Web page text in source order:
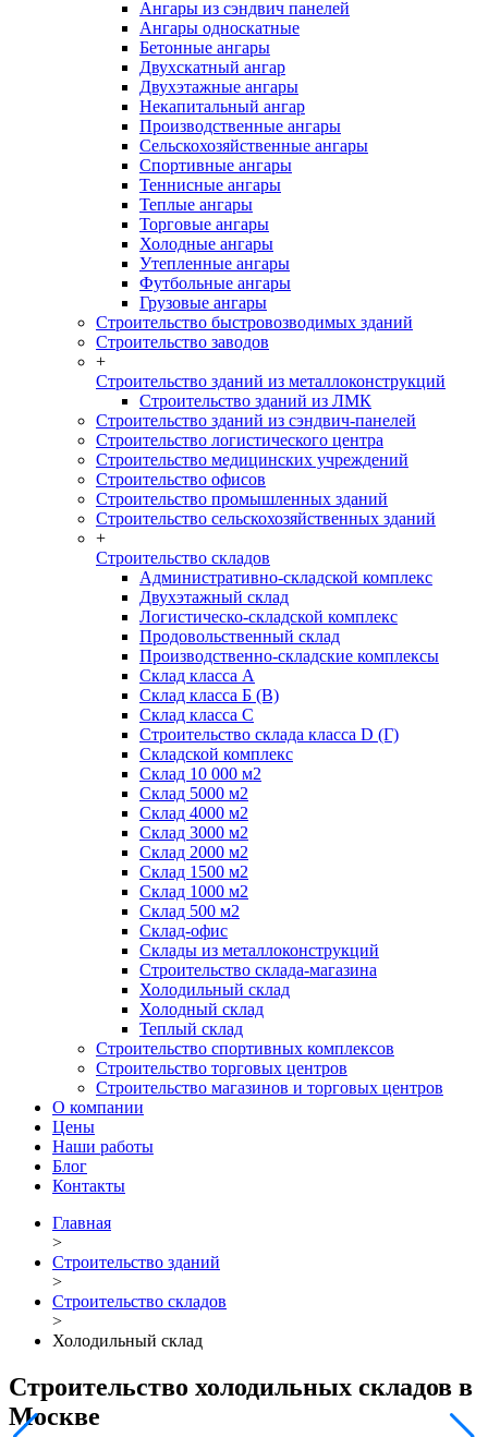
Ангары из сэндвич панелей
Ангары односкатные
Бетонные ангары
Двухскатный ангар
Двухэтажные ангары
Некапитальный ангар
Производственные ангары
Сельскохозяйственные ангары
Спортивные ангары
Теннисные ангары
Теплые ангары
Торговые ангары
Холодные ангары
Утепленные ангары
Футбольные ангары
Грузовые ангары
Строительство быстровозводимых зданий
Строительство заводов
+
Строительство зданий из металлоконструкций
Строительство зданий из ЛМК
Строительство зданий из сэндвич-панелей
Строительство логистического центра
Строительство медицинских учреждений
Строительство офисов
Строительство промышленных зданий
Строительство сельскохозяйственных зданий
+
Строительство складов
Административно-складской комплекс
Двухэтажный склад
Логистическо-складской комплекс
Продовольственный склад
Производственно-складские комплексы
Склад класса А
Склад класса Б (B)
Склад класса С
Строительство склада класса D (Г)
Складской комплекс
Склад 10 000 м2
Склад 5000 м2
Склад 4000 м2
Склад 3000 м2
Склад 2000 м2
Склад 1500 м2
Склад 1000 м2
Склад 500 м2
Склад-офис
Склады из металлоконструкций
Строительство склада-магазина
Холодильный склад
Холодный склад
Теплый склад
Строительство спортивных комплексов
Строительство торговых центров
Строительство магазинов и торговых центров
О компании
Цены
Наши работы
Блог
Контакты
Главная
>
Строительство зданий
>
Строительство складов
>
Холодильный склад
Строительство холодильных складов в
Москве